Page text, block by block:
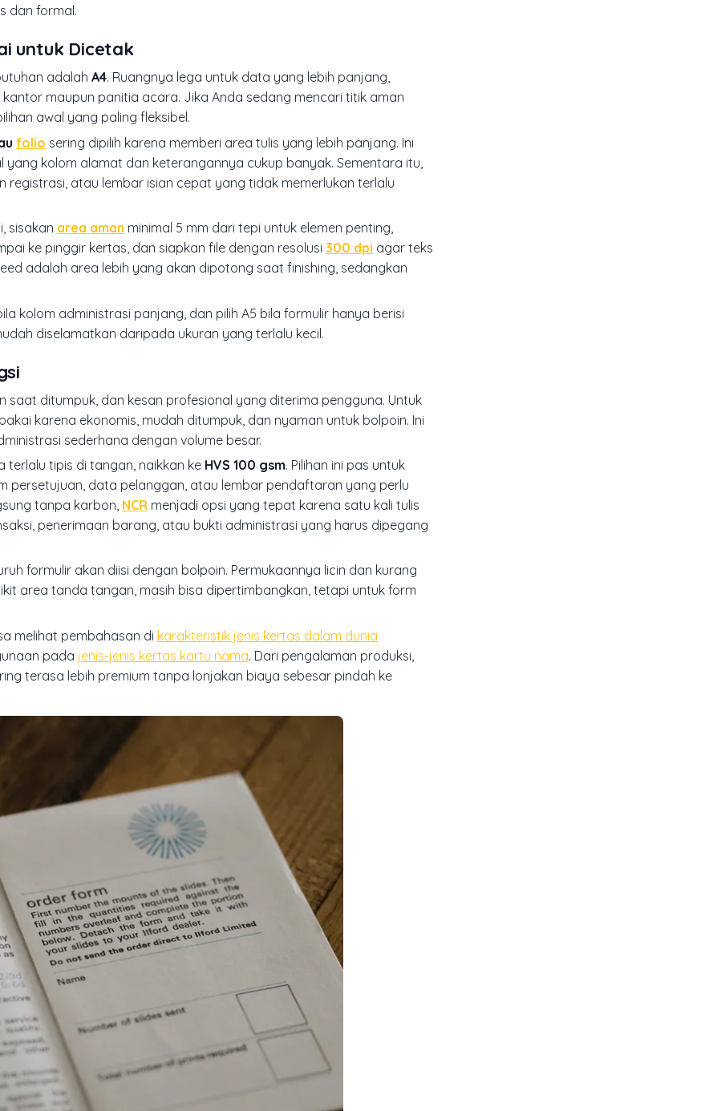
dan formal.
untuk Dicetak
adalah A4. Ruangnya lega untuk data yang lebih panjang,
maupun panitia acara. Jika Anda sedang mencari titik aman
awal yang paling fleksibel.
folio sering dipilih karena memberi area tulis yang lebih panjang. Ini
kolom alamat dan keterangannya cukup banyak. Sementara itu,
atau lembar isian cepat yang tidak memerlukan terlalu
sisakan area aman minimal 5 mm dari tepi untuk elemen penting,
ke pinggir kertas, dan siapkan file dengan resolusi 300 dpi agar teks
adalah area lebih yang akan dipotong saat finishing, sedangkan
kolom administrasi panjang, dan pilih A5 bila formulir hanya berisi
diselamatkan daripada ukuran yang terlalu kecil.
saat ditumpuk, dan kesan profesional yang diterima pengguna. Untuk
karena ekonomis, mudah ditumpuk, dan nyaman untuk bolpoin. Ini
sederhana dengan volume besar.
terlalu tipis di tangan, naikkan ke HVS 100 gsm. Pilihan ini pas untuk
persetujuan, data pelanggan, atau lembar pendaftaran yang perlu
tanpa karbon, NCR menjadi opsi yang tepat karena satu kali tulis
penerimaan barang, atau bukti administrasi yang harus dipegang
formulir akan diisi dengan bolpoin. Permukaannya licin dan kurang
area tanda tangan, masih bisa dipertimbangkan, tetapi untuk form
melihat pembahasan di karakteristik jenis kertas dalam dunia
pada jenis-jenis kertas kartu nama. Dari pengalaman produksi,
terasa lebih premium tanpa lonjakan biaya sebesar pindah ke